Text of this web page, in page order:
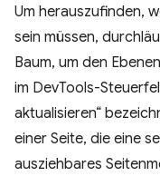
Um herauszufinden,
sein müssen,
Baum, um den
im DevTools-
aktualisieren“
einer Seite, die eine
ausziehbares